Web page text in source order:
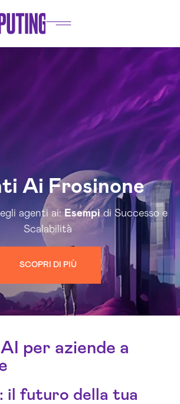
Ai Frosinone
agenti ai:Esempidi Successo e
Scalabilità
SCOPRI DI PIÙ
per aziende a
il futuro della tua